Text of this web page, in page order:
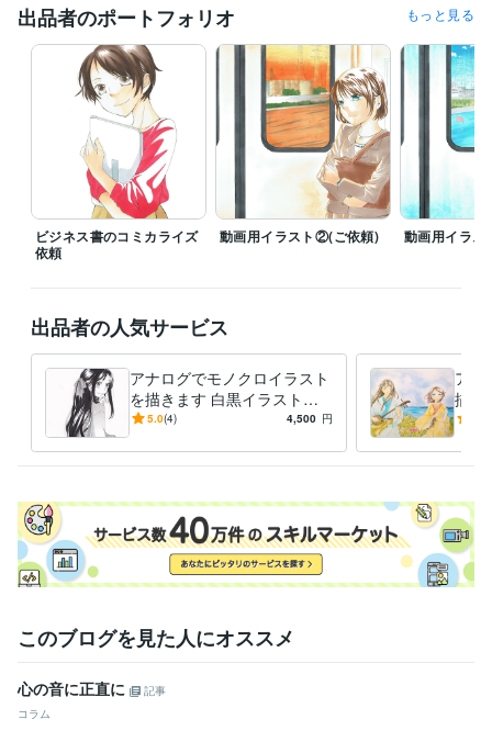
ください(ただし夜は時間によっては翌日のお返事になります。ご了承い
ただけますと幸いです)
受賞歴
第２回白泉社少女まんが新人大賞銅賞
資格・検定
カラーセラピスト 取得年 : 2023年
得意分野
イラスト作成・漫画制作 アナログイラスト
出品者のポートフォリオ もっと見る
ビジネス書のコミカライズ
依頼
動画用イラスト②(ご依頼) 動画用イラス
出品者の人気サービス
アナログでモノクロイラスト
を描きます 白黒イラスト・
線画だけ欲しい方へ
5.0(4) 4,500 円
アナ
描き
かさ
このブログを見た人にオススメ
心の音に正直に
記事
コラム